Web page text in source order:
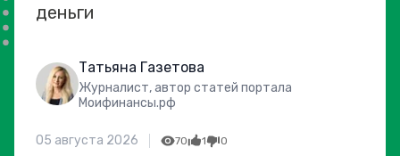
деньги
Татьяна Газетова
Журналист, автор статей портала
Моифинансы.рф
05 августа 2026 70 1 0